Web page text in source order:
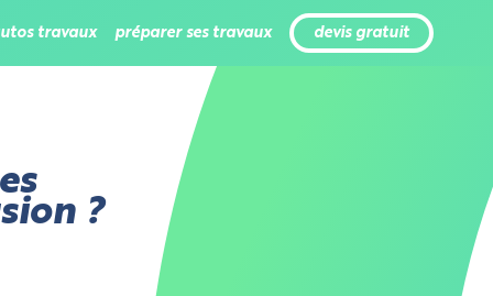
travaux préparer ses travaux devis gratuit
?